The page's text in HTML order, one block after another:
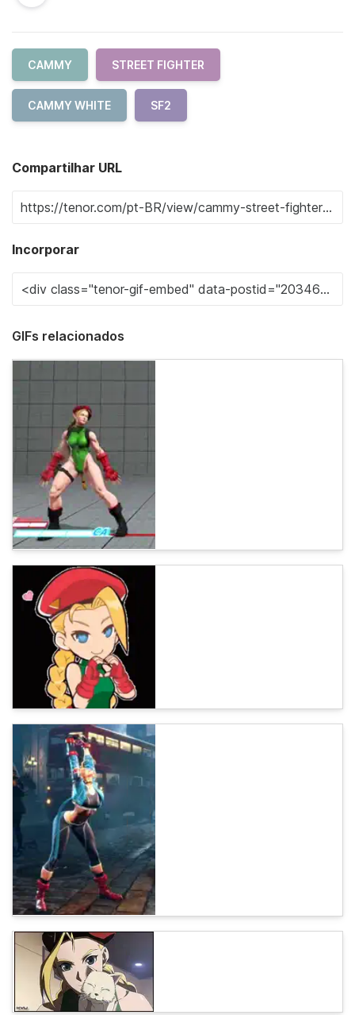
CAMMY STREET FIGHTER
CAMMY WHITE SF2
Compartilhar URL
Incorporar
GIFs relacionados